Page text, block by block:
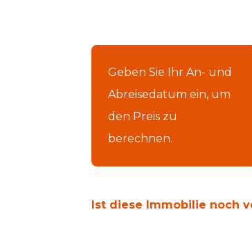
Geben Sie Ihr An- und
Abreisedatum ein, um
den Preis zu
berechnen.
Ist diese Immobilie noch